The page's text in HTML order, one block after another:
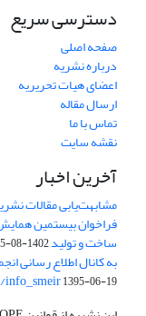
دسترسی سریع
صفحه اصلی
درباره نشریه
اعضای هیات تحریریه
ارسال مقاله
تماس با ما
نقشه سایت
آخرین اخبار
مشابهت‌یابی مقالات
فراخوان بیستمین
ساخت و تولید1402-08-15
به کانال اطلاع رسانی
1395-06-19